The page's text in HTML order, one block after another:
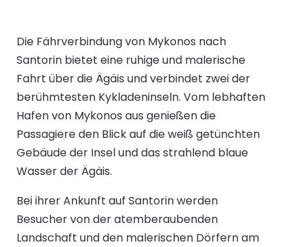
Die Fährverbindung von Mykonos nach
Santorin bietet eine ruhige und malerische
Fahrt über die Ägäis und verbindet zwei der
berühmtesten Kykladeninseln. Vom lebhaften
Hafen von Mykonos aus genießen die
Passagiere den Blick auf die weiß getünchten
Gebäude der Insel und das strahlend blaue
Wasser der Ägäis.
Bei ihrer Ankunft auf Santorin werden
Besucher von der atemberaubenden
Landschaft und den malerischen Dörfern am